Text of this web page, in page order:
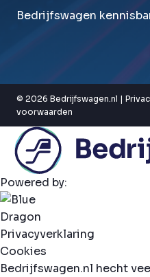
Bedrijfswagen
© 2026 Bedrijfswagen.nl |
voorwaarden
Powered by:
Privacyverklaring
Cookies
Bedrijfswagen.nl hecht